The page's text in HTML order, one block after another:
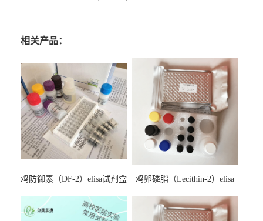
相关产品：
鸡防御素（DF-2）elisa试剂盒
鸡卵磷脂（Lecithin-2）elisa